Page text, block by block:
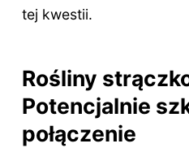
tej kwestii.
Rośliny
Potencjalnie
połączenie